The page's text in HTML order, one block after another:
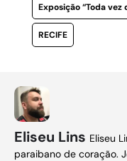
Exposição “Toda vez
RECIFE
Eliseu Lins Eliseu
paraibano de coração.